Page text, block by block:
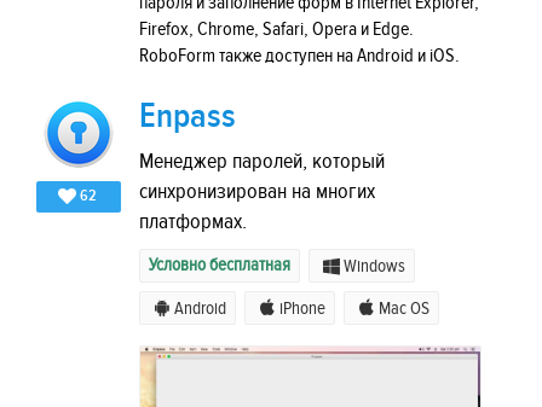
Firefox, Chrome, Safari, Opera и Edge.
RoboForm также доступен на Android и iOS.
62
Enpass
Менеджер паролей, который
синхронизирован на многих
платформах.
Условно бесплатная Windows
Android iPhone Mac OS